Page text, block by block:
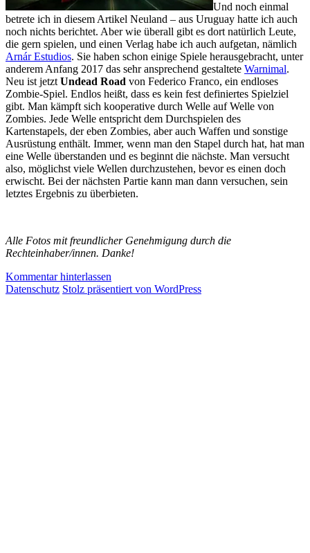
Und noch einmal
betrete ich in diesem Artikel Neuland – aus Uruguay hatte ich auch
noch nichts berichtet. Aber wie überall gibt es dort natürlich Leute,
die gern spielen, und einen Verlag habe ich auch aufgetan, nämlich
Arnár Estudios. Sie haben schon einige Spiele herausgebracht, unter
anderem Anfang 2017 das sehr ansprechend gestaltete Warnimal.
Neu ist jetzt Undead Road von Federico Franco, ein endloses
Zombie-Spiel. Endlos heißt, dass es kein fest definiertes Spielziel
gibt. Man kämpft sich kooperative durch Welle auf Welle von
Zombies. Jede Welle entspricht dem Durchspielen des
Kartenstapels, der eben Zombies, aber auch Waffen und sonstige
Ausrüstung enthält. Immer, wenn man den Stapel durch hat, hat man
eine Welle überstanden und es beginnt die nächste. Man versucht
also, möglichst viele Wellen durchzustehen, bevor es einen doch
erwischt. Bei der nächsten Partie kann man dann versuchen, sein
letztes Ergebnis zu überbieten.
Alle Fotos mit freundlicher Genehmigung durch die
Rechteinhaber/innen. Danke!
Kommentar hinterlassen
Datenschutz Stolz präsentiert von WordPress